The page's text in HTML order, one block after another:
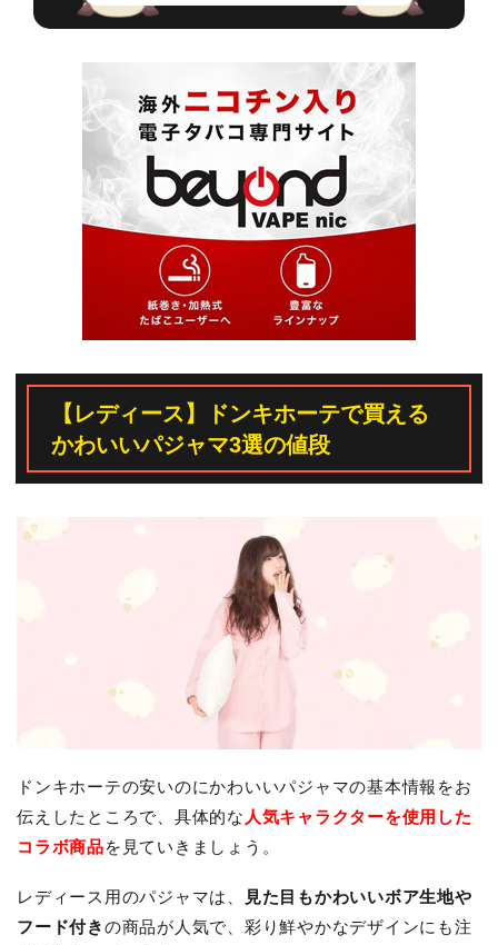
【レディース】ドンキホーテで買える
かわいいパジャマ3選の値段
ドンキホーテの安いのにかわいいパジャマの基本情報をお
伝えしたところで、具体的な 人気キャラクターを使用した
コラボ商品を見ていきましょう。
レディース用のパジャマは、
見た目もかわいいボア生地や
フード付きの商品が人気で、彩り鮮やかなデザインにも注